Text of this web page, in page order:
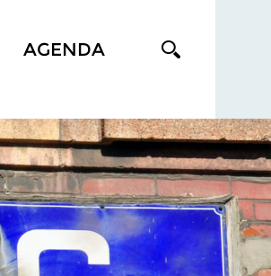
AGENDA